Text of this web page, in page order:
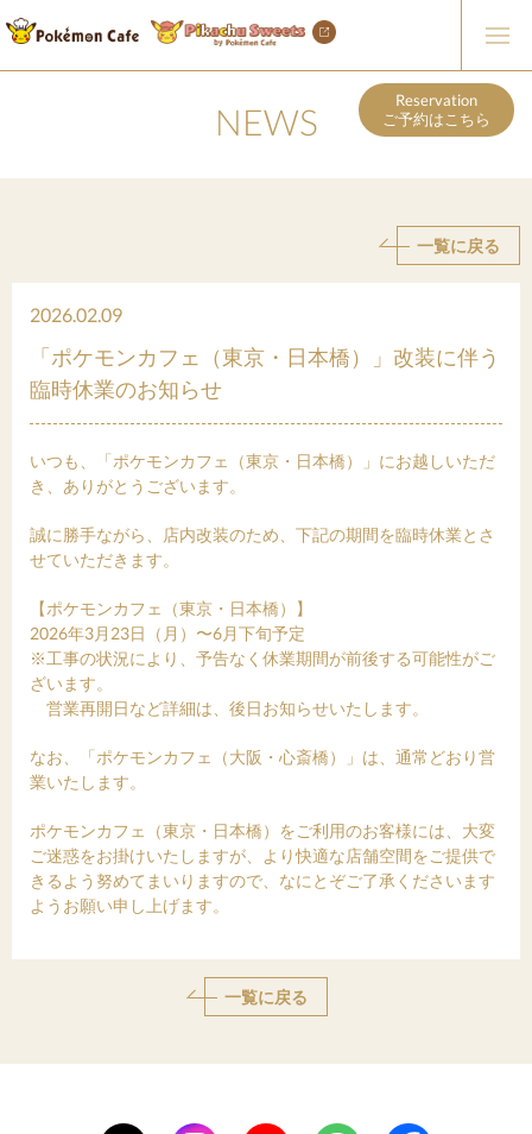
Reservation
ご予約はこちら
NEWS
一覧に戻る
2026.02.09
「ポケモンカフェ（東京・日本橋）」改装に伴う
臨時休業のお知らせ
いつも、「ポケモンカフェ（東京・日本橋）」にお越しいただ
き、ありがとうございます。
誠に勝手ながら、店内改装のため、下記の期間を臨時休業とさ
せていただきます。
【ポケモンカフェ（東京・日本橋）】
2026年3月23日（月）〜6月下旬予定
※工事の状況により、予告なく休業期間が前後する可能性がご
ざいます。
営業再開日など詳細は、後日お知らせいたします。
なお、「ポケモンカフェ（大阪・心斎橋）」は、通常どおり営
業いたします。
ポケモンカフェ（東京・日本橋）をご利用のお客様には、大変
ご迷惑をお掛けいたしますが、より快適な店舗空間をご提供で
きるよう努めてまいりますので、なにとぞご了承くださいます
ようお願い申し上げます。
一覧に戻る